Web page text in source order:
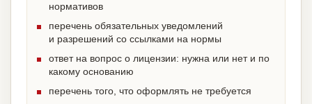
нормативов
перечень обязательных уведомлений
и разрешений со ссылками на нормы
ответ на вопрос о лицензии: нужна или нет и по
какому основанию
перечень того, что оформлять не требуется